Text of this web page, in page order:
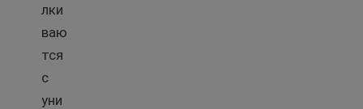
лки
ваю
тся
с
уни